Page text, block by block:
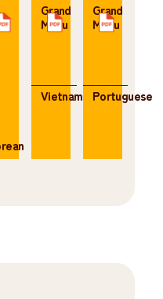
Grand
Menu
Vietnamese
Grand
Menu
Portuguese